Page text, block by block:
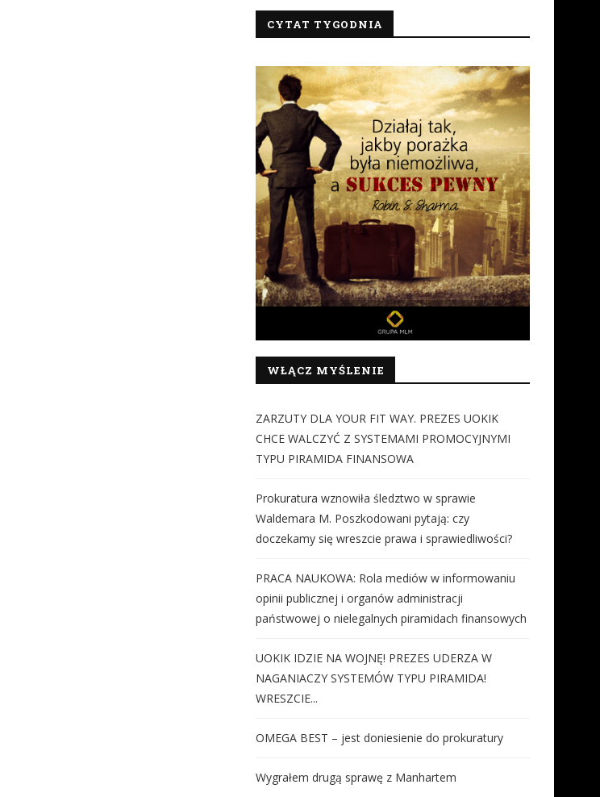
CYTAT TYGODNIA
WŁĄCZ MYŚLENIE
ZARZUTY DLA YOUR FIT WAY. PREZES UOKIK
CHCE WALCZYĆ Z SYSTEMAMI PROMOCYJNYMI
TYPU PIRAMIDA FINANSOWA
Prokuratura wznowiła śledztwo w sprawie
Waldemara M. Poszkodowani pytają: czy
doczekamy się wreszcie prawa i sprawiedliwości?
PRACA NAUKOWA: Rola mediów w informowaniu
opinii publicznej i organów administracji
państwowej o nielegalnych piramidach finansowych
UOKIK IDZIE NA WOJNĘ! PREZES UDERZA W
NAGANIACZY SYSTEMÓW TYPU PIRAMIDA!
WRESZCIE...
OMEGA BEST – jest doniesienie do prokuratury
Wygrałem drugą sprawę z Manhartem